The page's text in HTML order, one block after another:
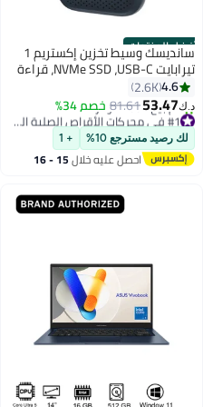
أفضل المنتجات سانديسك وسيط تخزين إكستريم 1
تيرابايت NVMe SSD ،USB-C، قراءة
تصل إلى 1050 ميجابايت - ثانية
وسرعة كتابة 1000 ميجابايت - ثانية،
مقاوم للماء والغبار
4.6
2.6K
د.ك‏53.47
81.61خصم 34%
#1 في محركات الأقراص الصلبة الخارجية
بتخلّص بسرعة
تم بيع +180 مؤخرًا
لك رصيد مسترجع 10% + 1
احصل عليه خلال 15 - 16
اغسطس